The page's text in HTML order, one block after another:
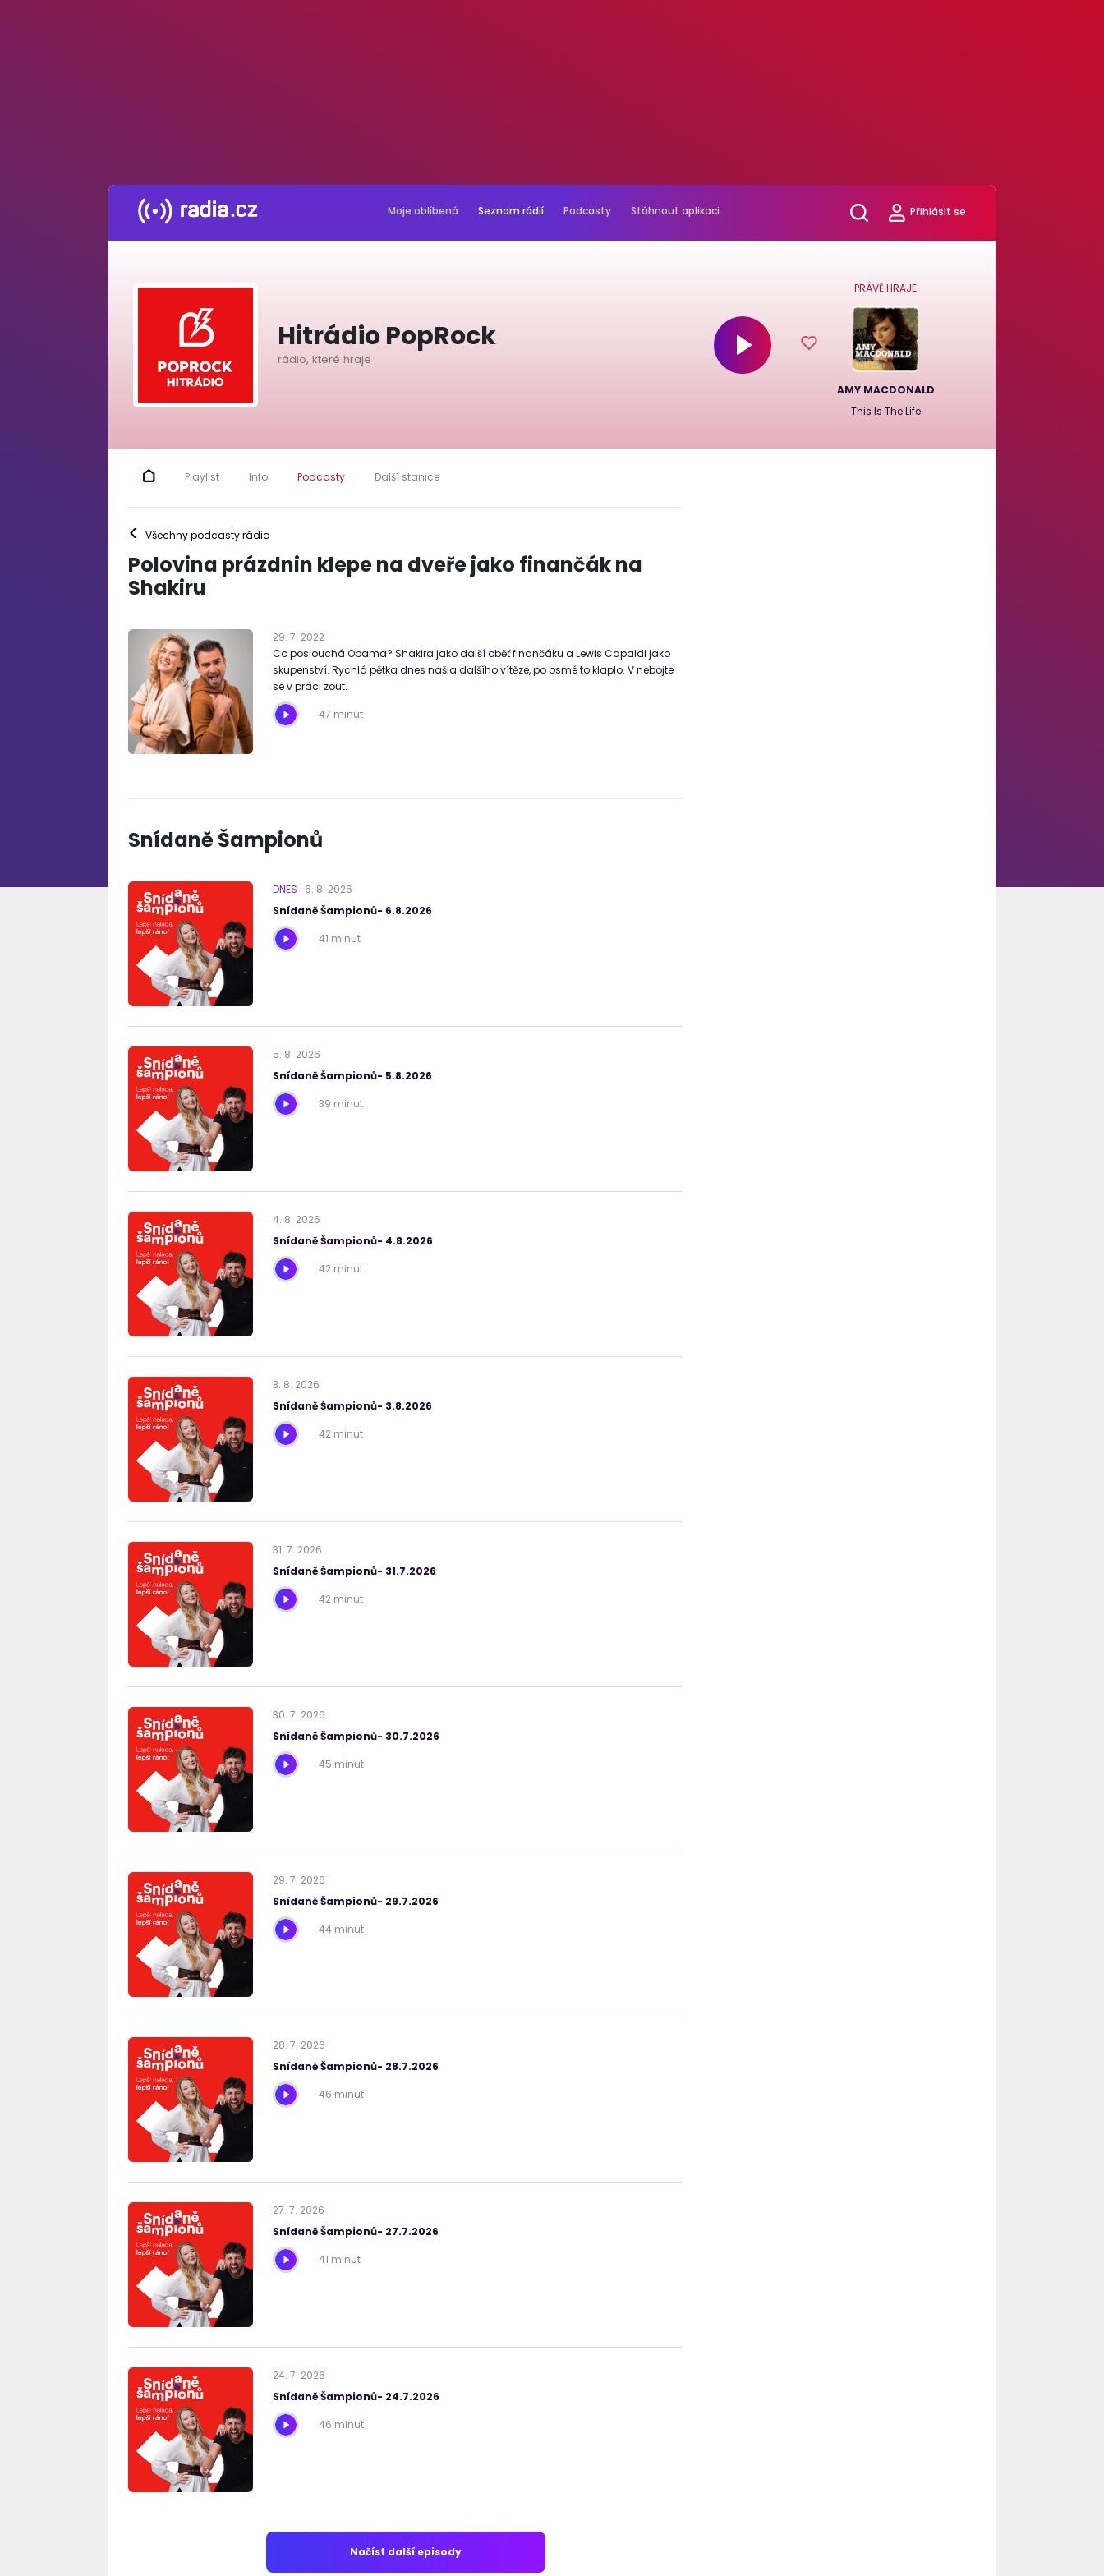
Moje oblíbená Seznam rádií Podcasty Stáhnout aplikaci Přihlásit se
Hitrádio PopRock
rádio, které hraje
PRÁVĚ HRAJE
AMY MACDONALD
This Is The Life
Playlist Info Podcasty Další stanice
< Všechny podcasty rádia
Polovina prázdnin klepe na dveře jako finančák na
Shakiru
29. 7. 2022
Co poslouchá Obama? Shakira jako další oběť finančáku a Lewis Capaldi jako
skupenství. Rychlá pětka dnes našla dalšího vítěze, po osmé to klaplo. V nebojte
se v práci zout.
47 minut
Snídaně Šampionů
DNES 6. 8. 2026
Snídaně Šampionů- 6.8.2026
41 minut
5. 8. 2026
Snídaně Šampionů- 5.8.2026
39 minut
4. 8. 2026
Snídaně Šampionů- 4.8.2026
42 minut
3. 8. 2026
Snídaně Šampionů- 3.8.2026
42 minut
31. 7. 2026
Snídaně Šampionů- 31.7.2026
42 minut
30. 7. 2026
Snídaně Šampionů- 30.7.2026
45 minut
29. 7. 2026
Snídaně Šampionů- 29.7.2026
44 minut
28. 7. 2026
Snídaně Šampionů- 28.7.2026
46 minut
27. 7. 2026
Snídaně Šampionů- 27.7.2026
41 minut
24. 7. 2026
Snídaně Šampionů- 24.7.2026
46 minut
Načíst další episody